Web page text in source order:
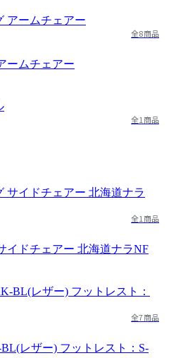
全8商品
ームチェアー
全1商品
全1商品
イドチェアー 北海道ナラNF
全7商品
レザー) フットレスト：S-